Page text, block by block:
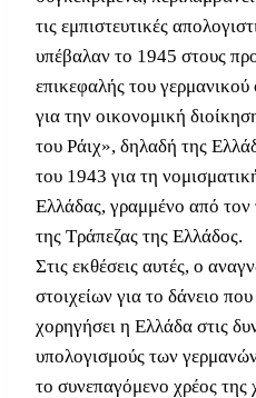
τις εμπιστευτικές
υπέβαλαν το 1945 στους
επικεφαλής του γερμανικού
για την οικονομική
του Ράιχ», δηλαδή της
του 1943 για τη
Ελλάδας, γραμμένο από τον
της Τράπεζας της Ελλάδος.
Στις εκθέσεις αυτές, ο
στοιχείων για το δάνειο
χορηγήσει η Ελλάδα στις
υπολογισμούς των
το συνεπαγόμενο χρέος της